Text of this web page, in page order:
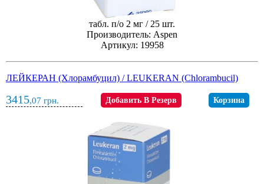
табл. п/о 2 мг / 25 шт.
Производитель: Aspen
Артикул: 19958
ЛЕЙКЕРАН (Хлорамбуцил) / LEUKERAN (Chlorambucil)
3415,07 грн. Добавить В Резерв Корзина